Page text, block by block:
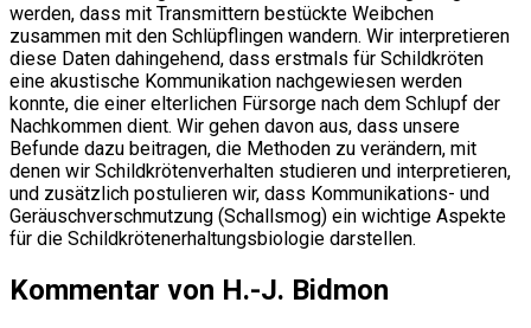
werden, dass mit Transmittern bestückte Weibchen
zusammen mit den Schlüpflingen wandern. Wir interpretieren
diese Daten dahingehend, dass erstmals für Schildkröten
eine akustische Kommunikation nachgewiesen werden
konnte, die einer elterlichen Fürsorge nach dem Schlupf der
Nachkommen dient. Wir gehen davon aus, dass unsere
Befunde dazu beitragen, die Methoden zu verändern, mit
denen wir Schildkrötenverhalten studieren und interpretieren,
und zusätzlich postulieren wir, dass Kommunikations- und
Geräuschverschmutzung (Schallsmog) ein wichtige Aspekte
für die Schildkrötenerhaltungsbiologie darstellen.
Kommentar von H.-J. Bidmon